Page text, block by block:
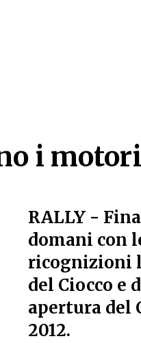
i
i motori
RALLY -
domani con
ricognizioni
del Ciocco e
apertura del
2012.